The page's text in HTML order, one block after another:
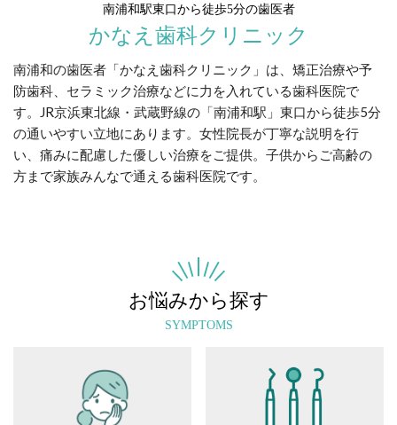
南浦和駅東口から徒歩5分の歯医者
かなえ歯科クリニック
南浦和の歯医者「かなえ歯科クリニック」は、矯正治療や予
防歯科、セラミック治療などに力を入れている歯科医院で
す。JR京浜東北線・武蔵野線の「南浦和駅」東口から徒歩5分
の通いやすい立地にあります。女性院長が丁寧な説明を行
い、痛みに配慮した優しい治療をご提供。子供からご高齢の
方まで家族みんなで通える歯科医院です。
お悩みから探す
SYMPTOMS